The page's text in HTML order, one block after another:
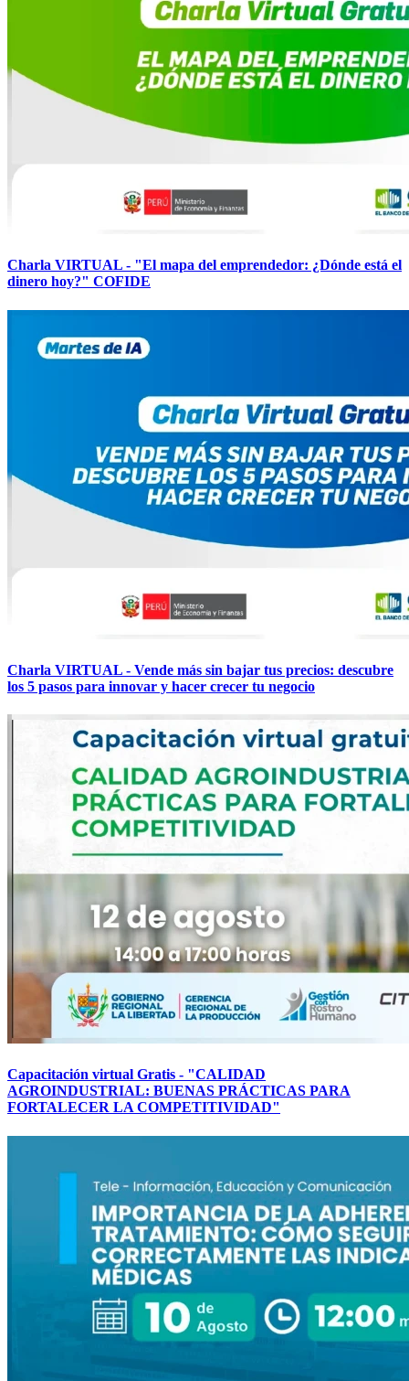
Charla VIRTUAL - "El mapa del emprendedor: ¿Dónde está el
dinero hoy?" COFIDE
Charla VIRTUAL - Vende más sin bajar tus precios: descubre
los 5 pasos para innovar y hacer crecer tu negocio
Capacitación virtual Gratis - "CALIDAD
AGROINDUSTRIAL: BUENAS PRÁCTICAS PARA
FORTALECER LA COMPETITIVIDAD"